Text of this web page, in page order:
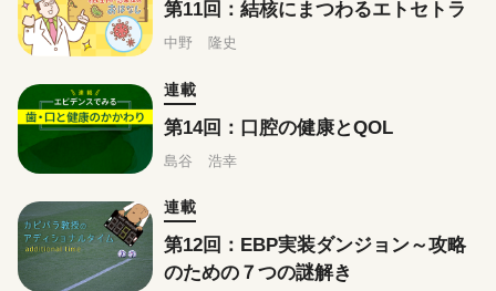
第11回：結核にまつわるエトセトラ
中野 隆史
連載
第14回：口腔の健康とQOL
島谷 浩幸
連載
第12回：EBP実装ダンジョン～攻略
のための７つの謎解き